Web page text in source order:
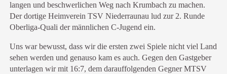
langen und beschwerlichen Weg nach Krumbach zu machen.
Der dortige Heimverein TSV Niederraunau lud zur 2. Runde
Oberliga-Quali der männlichen C-Jugend ein.
Uns war bewusst, dass wir die ersten zwei Spiele nicht viel Land
sehen werden und genauso kam es auch. Gegen den Gastgeber
unterlagen wir mit 16:7, dem darauffolgenden Gegner MTSV